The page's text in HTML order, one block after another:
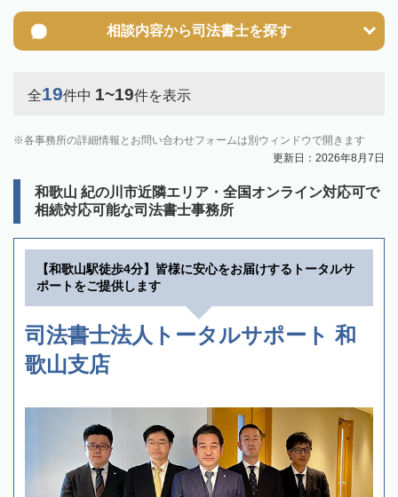
相談内容から司法書士を探す
全19件中 1~19件を表示
各事務所の詳細情報とお問い合わせフォームは別ウィンドウで開きます
更新日：2026年8月7日
和歌山 紀の川市近隣エリア・全国オンライン対応可で
相続対応可能な司法書士事務所
【和歌山駅徒歩4分】皆様に安心をお届けするトータルサ
ポートをご提供します
司法書士法人トータルサポート 和
歌山支店